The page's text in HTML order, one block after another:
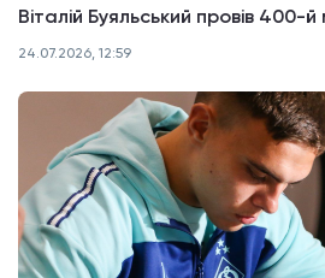
Віталій Буяльський провів
24.07.2026, 12:59